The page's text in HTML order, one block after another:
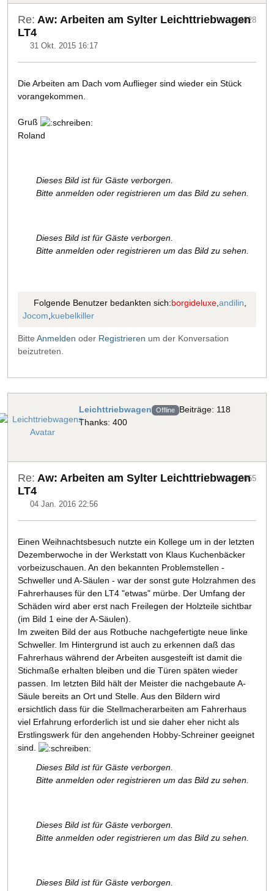
Re: Aw: Arbeiten am Sylter Leichttriebwagen
LT4
31 Okt. 2015 16:17
#14828
Die Arbeiten am Dach vom Auflieger sind wieder ein Stück
vorangekommen.
Gruß
Roland
Dieses Bild ist für Gäste verborgen.
Bitte anmelden oder registrieren um das Bild zu sehen.
Dieses Bild ist für Gäste verborgen.
Bitte anmelden oder registrieren um das Bild zu sehen.
Folgende Benutzer bedankten sich:borgideluxe,andilin,
Jocom,kuebelkiller
Bitte Anmelden oder Registrieren um der Konversation
beizutreten.
Leichttriebwagen Offline Beiträge: 118
Thanks: 400
Re: Aw: Arbeiten am Sylter Leichttriebwagen
LT4
04 Jan. 2016 22:56
#16065
Einen Weihnachtsbesuch nutzte ein Kollege um in der letzten
Dezemberwoche in der Werkstatt von Klaus Kuchenbäcker
vorbeizuschauen. An den bekannten Problemstellen -
Schweller und A-Säulen - war der sonst gute Holzrahmen des
Fahrerhauses für den LT4 "etwas" mürbe. Der Umfang der
Schäden wird aber erst nach Freilegen der Holzteile sichtbar
(im Bild 1 eine der A-Säulen).
Im zweiten Bild der aus Rotbuche nachgefertigte neue linke
Schweller. Im Hintergrund ist auch zu erkennen daß das
Fahrerhaus während der Arbeiten ausgesteift ist damit die
Stichmaße erhalten bleiben und die Türen späten wieder
passen. Im letzten Bild hält der Meister die nachgebaute A-
Säule bereits an Ort und Stelle. Aus den Bildern wird
ersichtlich dass für die Stellmacherarbeiten am Fahrerhaus
viel Erfahrung erforderlich ist und sie daher eher nicht als
Erstlingswerk für den angehenden Hobby-Schreiner geeignet
sind.
Dieses Bild ist für Gäste verborgen.
Bitte anmelden oder registrieren um das Bild zu sehen.
Dieses Bild ist für Gäste verborgen.
Bitte anmelden oder registrieren um das Bild zu sehen.
Dieses Bild ist für Gäste verborgen.